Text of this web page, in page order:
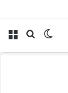
بحث الوضع